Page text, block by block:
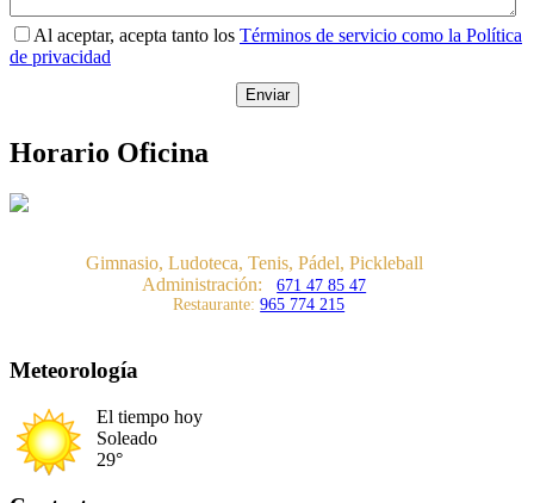
Al aceptar, acepta tanto los Términos de servicio como la Política
de privacidad
Horario Oficina
Gimnasio, Ludoteca, Tenis, Pádel, Pickleball
Administración:
671 47 85 47
Restaurante: 965 774 215
Meteorología
El tiempo hoy
Soleado
29°